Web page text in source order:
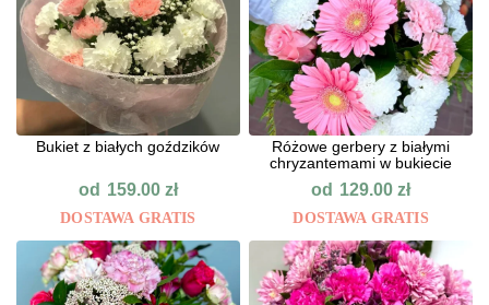
Bukiet z białych goździków
od 159.00 zł
DOSTAWA GRATIS
Różowe gerbery z białymi
chryzantemami w bukiecie
od 129.00zł
DOSTAWA GRATIS